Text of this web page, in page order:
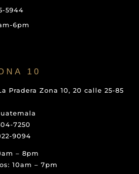
5944
6pm
10
Pradera Zona 10, 20 calle 25-85
7250
9094
– 8pm
10am – 7pm